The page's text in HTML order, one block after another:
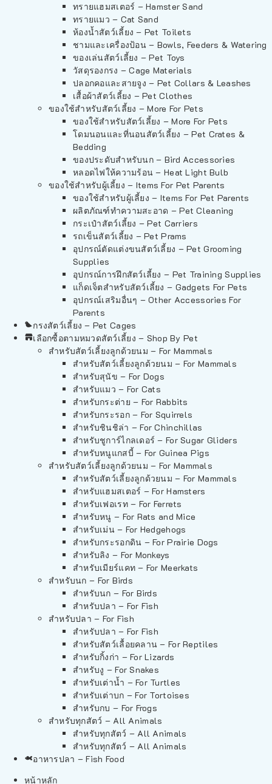
ทรายแฮมสเตอร์ – Hamster Sand
ทรายแมว – Cat Sand
ห้องน้ำสัตว์เลี้ยง – Pet Toilets
ชามและเครื่องป้อน – Bowls, Feeders & Watering
ของเล่นสัตว์เลี้ยง – Pet Toys
วัสดุรองกรง – Cage Materials
ปลอกคอและสายจูง – Pet Collars & Leashes
เสื้อผ้าสัตว์เลี้ยง – Pet Clothes
ของใช้สำหรับสัตว์เลี้ยง – More For Pets
ของใช้สำหรับสัตว์เลี้ยง – More For Pets
โดมนอนและที่นอนสัตว์เลี้ยง – Pet Crates &
Bedding
ของประดับสำหรับนก – Bird Accessories
หลอดไฟให้ความร้อน – Heat Light Bulb
ของใช้สำหรับผู้เลี้ยง – Items For Pet Parents
ของใช้สำหรับผู้เลี้ยง – Items For Pet Parents
ผลิตภัณฑ์ทำความสะอาด – Pet Cleaning
กระเป๋าสัตว์เลี้ยง – Pet Carriers
รถเข็นสัตว์เลี้ยง – Pet Prams
อุปกรณ์ตัดแต่งขนสัตว์เลี้ยง – Pet Grooming
Supplies
อุปกรณ์การฝึกสัตว์เลี้ยง – Pet Training Supplies
แก็ดเจ็ตสำหรับสัตว์เลี้ยง – Gadgets For Pets
อุปกรณ์เสริมอื่นๆ – Other Accessories For
Parents
กรงสัตว์เลี้ยง – Pet Cages
เลือกซื้อตามหมวดสัตว์เลี้ยง – Shop By Pet
สำหรับสัตว์เลี้ยงลูกด้วยนม – For Mammals
สำหรับสัตว์เลี้ยงลูกด้วยนม – For Mammals
สำหรับสุนัข – For Dogs
สำหรับแมว – For Cats
สำหรับกระต่าย – For Rabbits
สำหรับกระรอก – For Squirrels
สำหรับชินชิล่า – For Chinchillas
สำหรับชูการ์ไกลเดอร์ – For Sugar Gliders
สำหรับหนูแกสบี้ – For Guinea Pigs
สำหรับสัตว์เลี้ยงลูกด้วยนม – For Mammals
สำหรับสัตว์เลี้ยงลูกด้วยนม – For Mammals
สำหรับแฮมสเตอร์ – For Hamsters
สำหรับเฟอเรท – For Ferrets
สำหรับหนู – For Rats and Mice
สำหรับเม่น – For Hedgehogs
สำหรับกระรอกดิน – For Prairie Dogs
สำหรับลิง – For Monkeys
สำหรับเมียร์แคท – For Meerkats
สำหรับนก – For Birds
สำหรับนก – For Birds
สำหรับปลา – For Fish
สำหรับปลา – For Fish
สำหรับปลา – For Fish
สำหรับสัตว์เลื้อยคลาน – For Reptiles
สำหรับกิ้งก่า – For Lizards
สำหรับงู – For Snakes
สำหรับเต่าน้ำ – For Turtles
สำหรับเต่าบก – For Tortoises
สำหรับกบ – For Frogs
สำหรับทุกสัตว์ – All Animals
สำหรับทุกสัตว์ – All Animals
สำหรับทุกสัตว์ – All Animals
อาหารปลา – Fish Food
หน้าหลัก